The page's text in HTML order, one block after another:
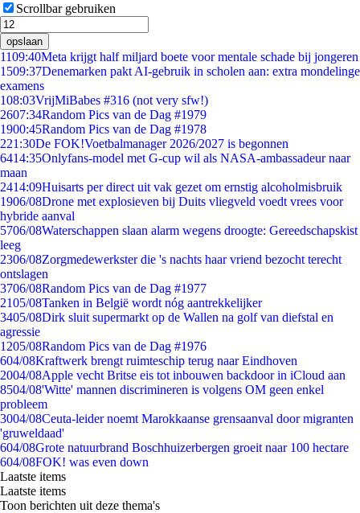
Scrollbar gebruiken
opslaan
1109:40Meta krijgt half miljard boete voor mentale schade bij jongeren
1509:37Denemarken pakt AI-gebruik in scholen aan: extra mondelinge
examens
108:03VrijMiBabes #316 (not very sfw!)
2607:34Random Pics van de Dag #1979
1900:45Random Pics van de Dag #1978
221:30De FOK!Voetbalmanager 2026/2027 is begonnen
6414:35Onlyfans-model met G-cup wil als NASA-ambassadeur naar
maan
2414:09Huisarts per direct uit vak gezet om ernstig alcoholmisbruik
1906/08Drone met explosieven bij Duits vliegveld voedt vrees voor
hybride aanval
5706/08Waterschappen slaan alarm wegens droogte: Gereedschapskist
leeg
2306/08Zorgmedewerkster die 's nachts haar vriend bezocht terecht
ontslagen
3706/08Random Pics van de Dag #1977
2105/08Tanken in België wordt nóg aantrekkelijker
3405/08Dirk sluit supermarkt op de Wallen na golf van diefstal en
agressie
1205/08Random Pics van de Dag #1976
604/08Kraftwerk brengt ruimteschip terug naar Eindhoven
2004/08Apple vecht Britse eis tot inbouwen backdoor in iCloud aan
8504/08'Witte' mannen discrimineren is volgens OM geen enkel
probleem
3004/08Ceuta-leider noemt Marokkaanse grensaanval door migranten
'gruweldaad'
604/08Grote natuurbrand Boschhuizerbergen groeit naar 100 hectare
604/08FOK! was even down
Laatste items
Laatste items
Toon berichten uit deze thema's